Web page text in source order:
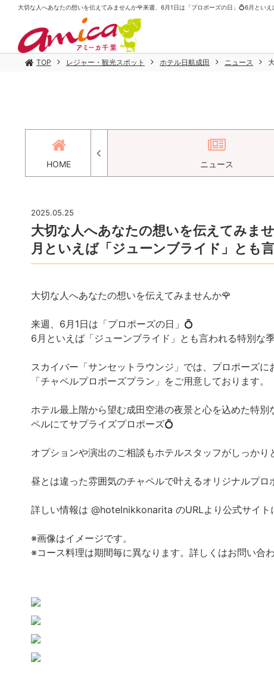
大切な人へあなたの想いを伝えてみませんか🌹来週、6月1日は「プロポーズの日」💍6月とい
TOP レジャー・観光スポット ホテル日航成田 ニュース
HOME ニュース
2025.05.25
大切な人へあなたの想いを伝えてみま
月といえば「ジューンブライド」とも
大切な人へあなたの想いを伝えてみませんか🌹
来週、6月1日は「プロポーズの日」💍
6月といえば「ジューンブライド」とも言われる特別な季
スカイバー「サンセットラウンジ」では、プロポーズ
「チャペルプロポーズプラン」をご用意しております。
ホテル最上階から望む成田空港の夜景と心を込めた特
ペルにてサプライズプロポーズ💍
オプションや演出のご相談もホテルスタッフがしっか
昼とは違った雰囲気のチャペルで叶えるオリジナルプ
詳しい情報は @hotelnikkonarita のURLより公式サイト
※画像はイメージです。
※コース料理は期間毎に異なります。詳しくはお問い合わ